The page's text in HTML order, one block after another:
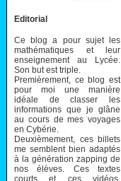
Editorial
Ce blog a pour sujet les
mathématiques et leur
enseignement au Lycée.
Son but est triple.
Premièrement, ce blog est
pour moi une manière
idéale de classer les
informations que je glâne
au cours de mes voyages
en Cybérie.
Deuxièmement, ces billets
me semblent bien adaptés
à la génération zapping de
nos élèves. Ces textes
courts et ces vidéos,